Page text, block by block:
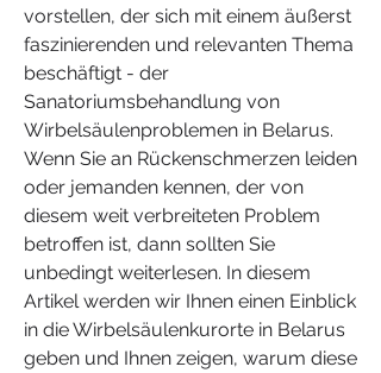
vorstellen, der sich mit einem äußerst
faszinierenden und relevanten Thema
beschäftigt - der
Sanatoriumsbehandlung von
Wirbelsäulenproblemen in Belarus.
Wenn Sie an Rückenschmerzen leiden
oder jemanden kennen, der von
diesem weit verbreiteten Problem
betroffen ist, dann sollten Sie
unbedingt weiterlesen. In diesem
Artikel werden wir Ihnen einen Einblick
in die Wirbelsäulenkurorte in Belarus
geben und Ihnen zeigen, warum diese